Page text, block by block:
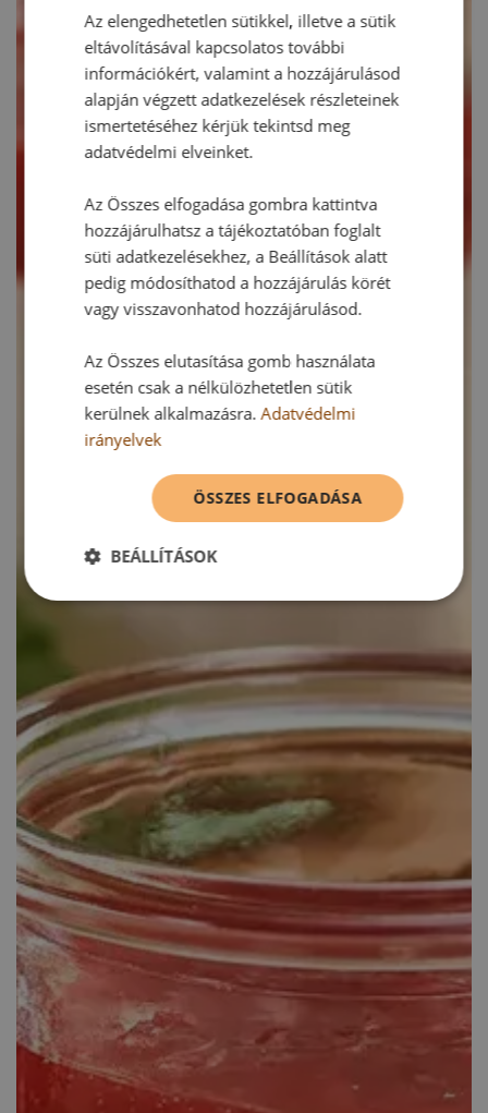
Az elengedhetetlen sütikkel, illetve a sütik
eltávolításával kapcsolatos további
információkért, valamint a hozzájárulásod
alapján végzett adatkezelések részleteinek
ismertetéséhez kérjük tekintsd meg
adatvédelmi elveinket.
Az Összes elfogadása gombra kattintva
hozzájárulhatsz a tájékoztatóban foglalt
süti adatkezelésekhez, a Beállítások alatt
pedig módosíthatod a hozzájárulás körét
vagy visszavonhatod hozzájárulásod.
Az Összes elutasítása gomb használata
esetén csak a nélkülözhetetlen sütik
kerülnek alkalmazásra.Adatvédelmi
irányelvek
ÖSSZES ELFOGADÁSA
BEÁLLÍTÁSOK